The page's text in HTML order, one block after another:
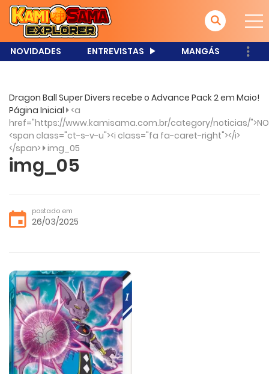
NOVIDADES ENTREVISTAS MANGÁS
Dragon Ball Super Divers recebe o Advance Pack 2 em Maio!
Página Inicial <a
href="https://www.kamisama.com.br/category/noticias/
<span class="ct-s-v-u"><i class="fa fa-caret-right"></i>
</span> img_05
img_05
postado em
26/03/2025